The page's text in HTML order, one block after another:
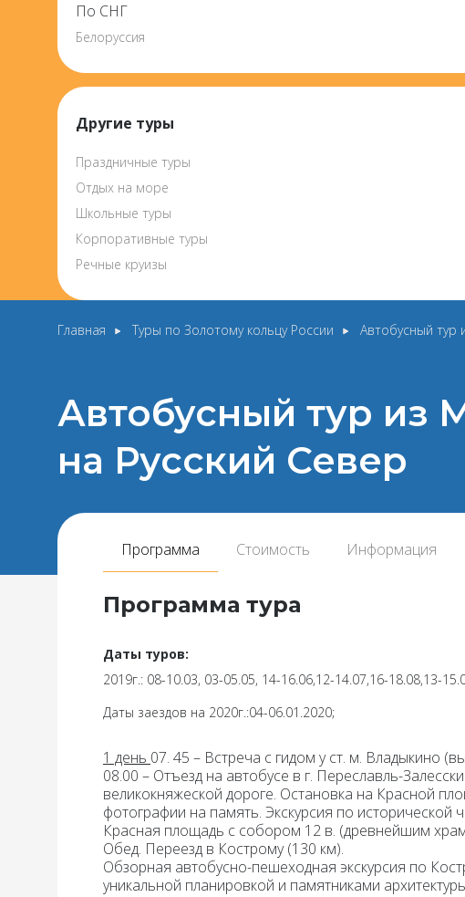
По СНГ
Белоруссия
Другие туры
Праздничные туры
Отдых на море
Школьные туры
Корпоративные туры
Речные круизы
Главная Туры по Золотому кольцу России Автобусный тур
Автобусный тур из
на Русский Север
Программа Стоимость Информация
Программа тура
Даты туров:
2019г.: 08-10.03, 03-05.05, 14-16.06,12-14.07,16-18.08,13-
Даты заездов на 2020г.:04-06.01.2020;
1 день 07. 45 – Встреча с гидом у ст. м. Владыкино
08.00 – Отъезд на автобусе в г. Переславль-
великокняжеской дороге. Остановка на Красной
фотографии на память. Экскурсия по исторической
Красная площадь с собором 12 в. (древнейшим
Обед. Переезд в Кострому (130 км).
Обзорная автобусно-пешеходная экскурсия по
уникальной планировкой и памятниками